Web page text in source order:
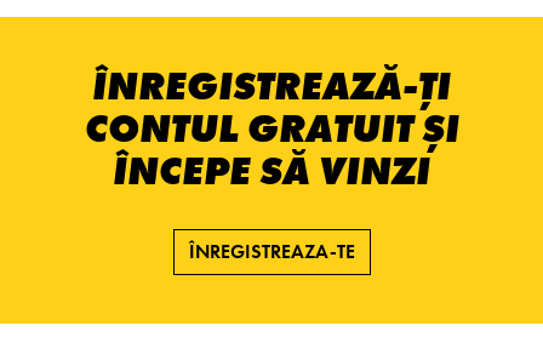
ÎNREGISTREAZĂ-ȚI
CONTUL GRATUIT ȘI
ÎNCEPE SĂ VINZI
ÎNREGISTREAZA-TE